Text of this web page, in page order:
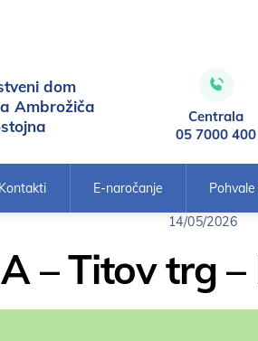
E-naročanje
dom
Ambrožiča
Centrala
05 7000 400
14/05/2026
– Titov trg